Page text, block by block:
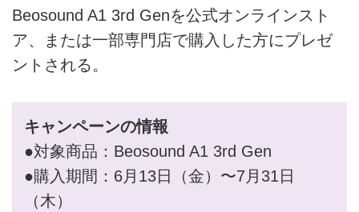
Beosound A1 3rd Genを公式オンラインスト
ア、または一部専門店で購入した方にプレゼ
ントされる。
キャンペーンの情報
●対象商品：Beosound A1 3rd Gen
●購入期間：6月13日（金）〜7月31日
（木）